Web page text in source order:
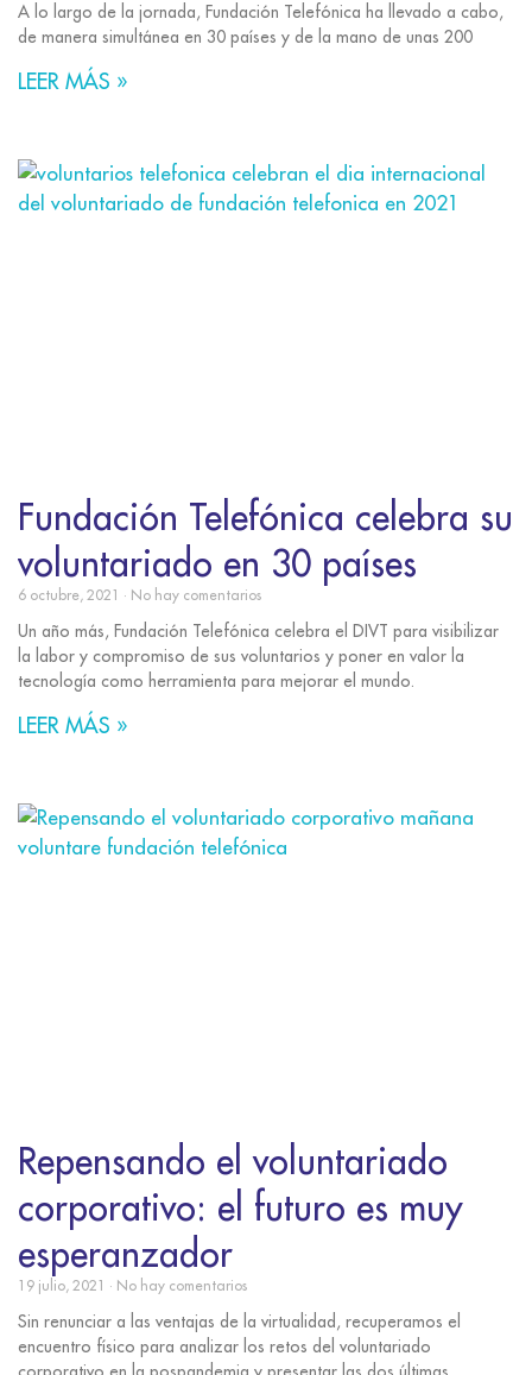
A lo largo de la jornada, Fundación Telefónica ha llevado a cabo,
de manera simultánea en 30 países y de la mano de unas 200
LEER MÁS »
Fundación Telefónica celebra su
voluntariado en 30 países
6 octubre, 2021 No hay comentarios
Un año más, Fundación Telefónica celebra el DIVT para visibilizar
la labor y compromiso de sus voluntarios y poner en valor la
tecnología como herramienta para mejorar el mundo.
LEER MÁS »
Repensando el voluntariado
corporativo: el futuro es muy
esperanzador
19 julio, 2021 No hay comentarios
Sin renunciar a las ventajas de la virtualidad, recuperamos el
encuentro físico para analizar los retos del voluntariado